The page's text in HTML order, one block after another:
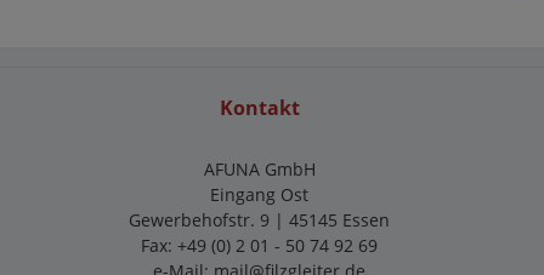
Kontakt
AFUNA GmbH
Eingang Ost
Gewerbehofstr. 9 | 45145 Essen
Fax: +49 (0) 2 01 - 50 74 92 69
e-Mail: mail@filzgleiter.de